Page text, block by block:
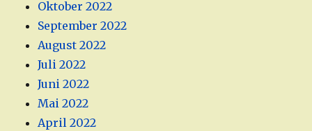
Oktober 2022
September 2022
August 2022
Juli 2022
Juni 2022
Mai 2022
April 2022